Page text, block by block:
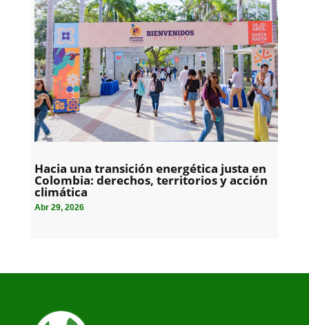
Hacia una transición energética justa en
Colombia: derechos, territorios y acción
climática
Abr 29, 2026